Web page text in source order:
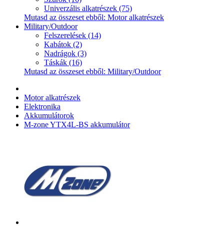
Univerzális alkatrészek (75)
Mutasd az összeset ebből: Motor alkatrészek
Military/Outdoor
Felszerelések (14)
Kabátok (2)
Nadrágok (3)
Táskák (16)
Mutasd az összeset ebből: Military/Outdoor
Motor alkatrészek
Elektronika
Akkumulátorok
M-zone YTX4L-BS akkumulátor